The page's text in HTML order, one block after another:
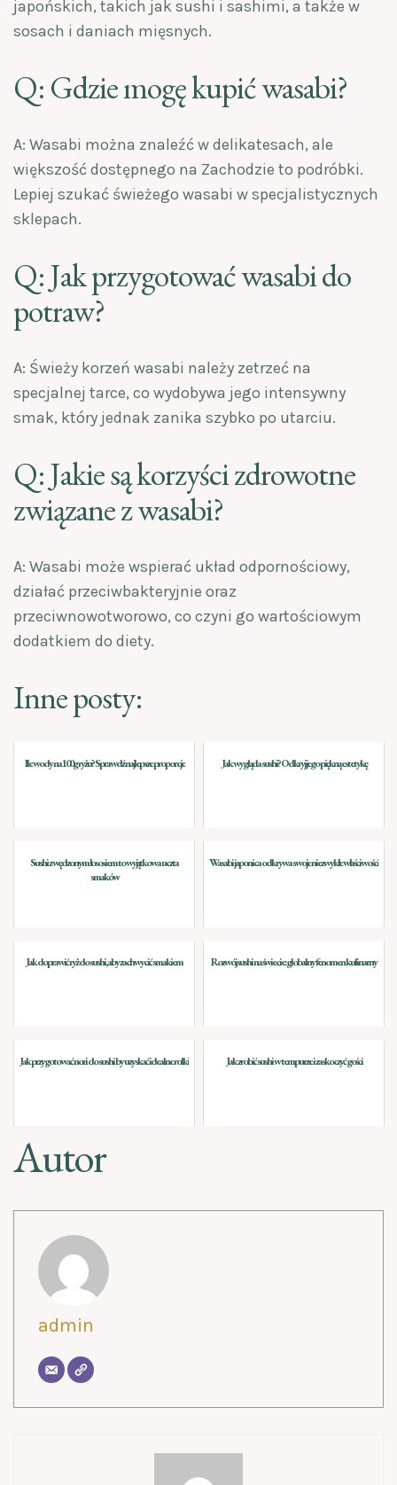
japońskich, takich jak sushi i sashimi, a także w
sosach i daniach mięsnych.
Q: Gdzie mogę kupić wasabi?
A: Wasabi można znaleźć w delikatesach, ale
większość dostępnego na Zachodzie to podróbki.
Lepiej szukać świeżego wasabi w specjalistycznych
sklepach.
Q: Jak przygotować wasabi do
potraw?
A: Świeży korzeń wasabi należy zetrzeć na
specjalnej tarce, co wydobywa jego intensywny
smak, który jednak zanika szybko po utarciu.
Q: Jakie są korzyści zdrowotne
związane z wasabi?
A: Wasabi może wspierać układ odpornościowy,
działać przeciwbakteryjnie oraz
przeciwnowotworowo, co czyni go wartościowym
dodatkiem do diety.
Inne posty:
Ile wody na 100g ryżu? Sprawdź najlepsze proporcje Jak wygląda sushi? Odkryj jego piękną estetykę
Sushi z wędzonym łososiem to wyjątkowa uczta
smaków
Wasabi japonica odkrywa swoje niezwykłe właściwości
Jak doprawić ryż do sushi, aby zachwycić smakiem Rozwój sushi na świecie: globalny fenomen kulinarny
Jak przygotować nori do sushi by uzyskać idealne rolki Jak zrobić sushi w tempurze i zaskoczyć gości
Autor
admin